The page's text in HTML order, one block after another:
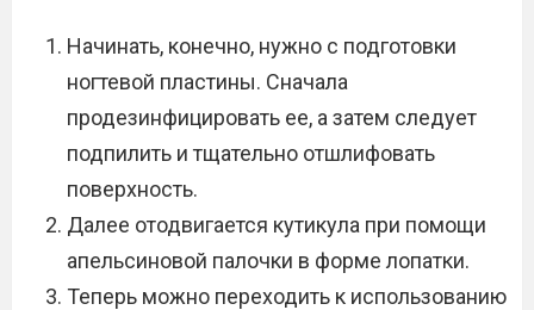
Начинать, конечно, нужно с подготовки
ногтевой пластины. Сначала
продезинфицировать ее, а затем следует
подпилить и тщательно отшлифовать
поверхность.
Далее отодвигается кутикула при помощи
апельсиновой палочки в форме лопатки.
Теперь можно переходить к использованию